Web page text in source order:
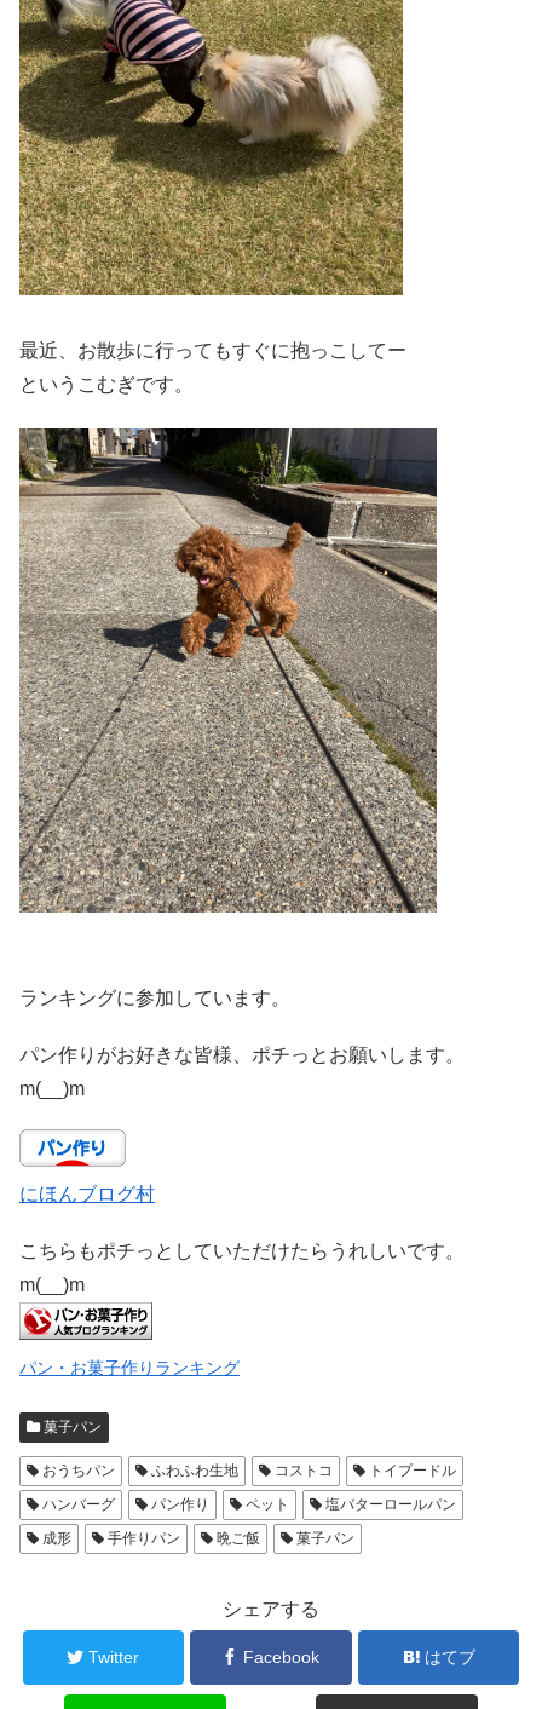
最近、お散歩に行ってもすぐに抱っこしてー
というこむぎです。
ランキングに参加しています。
パン作りがお好きな皆様、ポチっとお願いします。
m(__)m
にほんブログ村
こちらもポチっとしていただけたらうれしいです。
m(__)m
パン・お菓子作りランキング
菓子パン
おうちパン ふわふわ生地 コストコ
トイプードル
ハンバーグ
パン作り ペット
塩バターロールパン
成形
手作りパン 晩ご飯 菓子パン
シェアする
Twitter Facebook はてブ